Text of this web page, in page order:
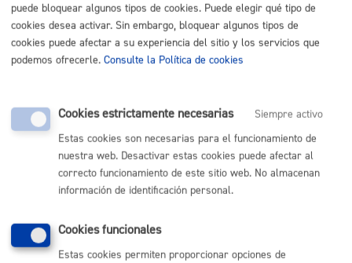
Manual de instruccionespara las personas que
integran las mesas electorales
Las alegaciones a las designaciones del sorteo se
podrán presentar en la Junta Electoral de Zona de
Donostia/San Sebastián:
Pza Teresa de Calcuta 1 (Atotxa)
Tfno: 943 000 728 / Fax: 943 000 702
E-mail: alegaciones-JuntaElectoral-
puede bloquear algunos tipos de cookies. Puede elegir qué tipo de
cookies desea activar. Sin embargo, bloquear algunos tipos de
cookies puede afectar a su experiencia del sitio y los servicios que
podemos ofrecerle. Consulte la Política de cookies
Cookies estrictamente necesarias
Siempre activo
Estas cookies son necesarias para el funcionamiento de
nuestra web. Desactivar estas cookies puede afectar al
correcto funcionamiento de este sitio web. No almacenan
información de identificación personal.
Cookies funcionales
Estas cookies permiten proporcionar opciones de